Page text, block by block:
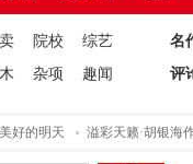
院校
综艺
杂项 趣闻
名
评
的明天 溢彩天籁·胡银海作